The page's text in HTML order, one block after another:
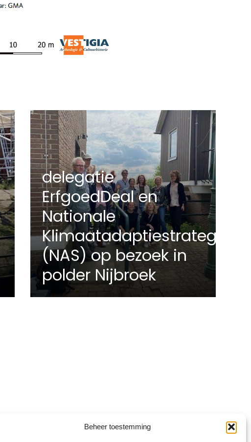
Beheer toestemming
delegatie
ErfgoedDeal en
Nationale
Klimaatadaptiestrategie
(NAS) op bezoek in
polder Nijbroek